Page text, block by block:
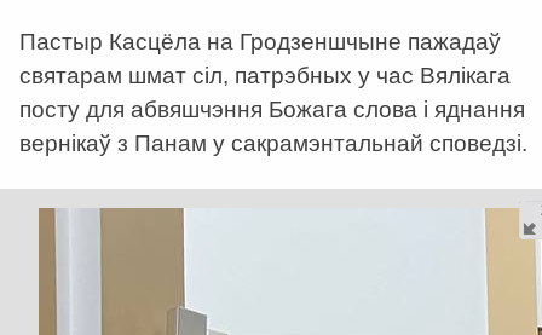
Пастыр Касцёла на Гродзеншчыне пажадаў
святарам шмат сіл, патрэбных у час Вялікага
посту для абвяшчэння Божага слова і яднання
вернікаў з Панам у сакрамэнтальнай споведзі.